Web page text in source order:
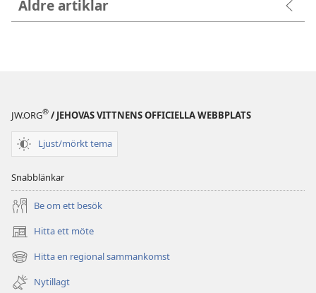
Äldre artiklar
JW.ORG® / JEHOVAS VITTNENS OFFICIELLA WEBBPLATS
Ljust/mörkt tema
Snabblänkar
Be om ett besök
Hitta ett möte
(öppnar
nytt
fönster)
Hitta en regional sammankomst
(öppnar
nytt
fönster)
Nytillagt